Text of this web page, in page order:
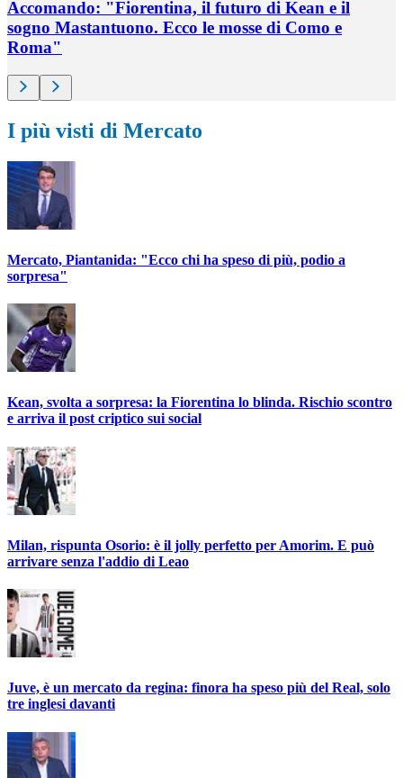
Accomando: "Fiorentina, il futuro di Kean e il
sogno Mastantuono. Ecco le mosse di Como e
Roma"
I più visti di Mercato
Mercato, Piantanida: "Ecco chi ha speso di più, podio a
sorpresa"
Kean, svolta a sorpresa: la Fiorentina lo blinda. Rischio scontro
e arriva il post criptico sui social
Milan, rispunta Osorio: è il jolly perfetto per Amorim. E può
arrivare senza l'addio di Leao
Juve, è un mercato da regina: finora ha speso più del Real, solo
tre inglesi davanti